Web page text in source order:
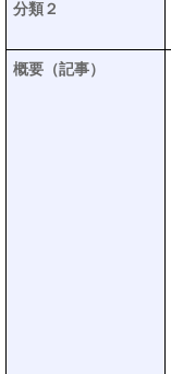
分類２
概要（記事）